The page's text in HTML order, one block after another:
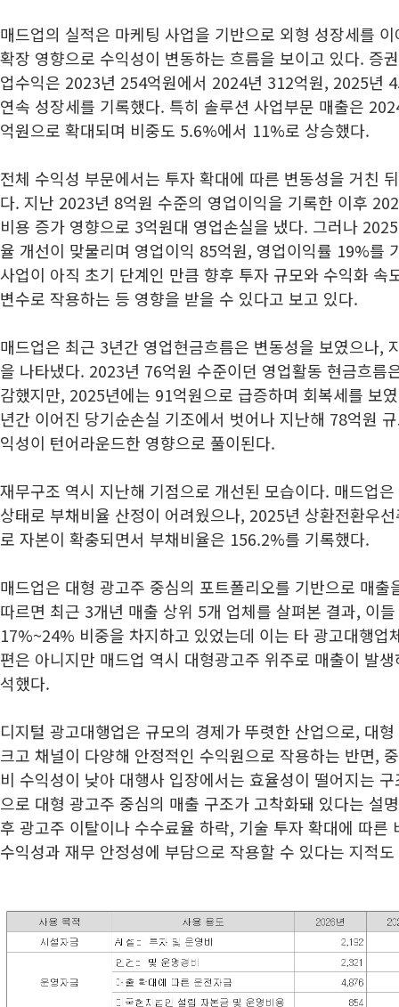
매드업의 실적은 마케팅 사업을 기반으로 외형 성장세를
확장 영향으로 수익성이 변동하는 흐름을 보이고 있다. 증
업수익은 2023년 254억원에서 2024년 312억원, 2025년
연속 성장세를 기록했다. 특히 솔루션 사업부문 매출은
억원으로 확대되며 비중도 5.6%에서 11%로 상승했다.
전체 수익성 부문에서는 투자 확대에 따른 변동성을 거친
다. 지난 2023년 8억원 수준의 영업이익을 기록한 이후
비용 증가 영향으로 3억원대 영업손실을 냈다. 그러나
율 개선이 맞물리며 영업이익 85억원, 영업이익률 19%를
사업이 아직 초기 단계인 만큼 향후 투자 규모와 수익화 속
변수로 작용하는 등 영향을 받을 수 있다고 보고 있다.
매드업은 최근 3년간 영업현금흐름은 변동성을 보였으나,
을 나타냈다. 2023년 76억원 수준이던 영업활동 현금흐름
감했지만, 2025년에는 91억원으로 급증하며 회복세를 보
년간 이어진 당기순손실 기조에서 벗어나 지난해 78억원
익성이 턴어라운드한 영향으로 풀이된다.
재무구조 역시 지난해 기점으로 개선된 모습이다. 매드업
상태로 부채비율 산정이 어려웠으나, 2025년 상환전환우
로 자본이 확충되면서 부채비율은 156.2%를 기록했다.
매드업은 대형 광고주 중심의 포트폴리오를 기반으로 매출
따르면 최근 3개년 매출 상위 5개 업체를 살펴본 결과, 이
17%~24% 비중을 차지하고 있었는데 이는 타 광고대행업
편은 아니지만 매드업 역시 대형광고주 위주로 매출이 발
석했다.
디지털 광고대행업은 규모의 경제가 뚜렷한 산업으로, 대
크고 채널이 다양해 안정적인 수익원으로 작용하는 반면,
비 수익성이 낮아 대행사 입장에서는 효율성이 떨어지는
으로 대형 광고주 중심의 매출 구조가 고착화돼 있다는 설
후 광고주 이탈이나 수수료율 하락, 기술 투자 확대에 따른
수익성과 재무 안정성에 부담으로 작용할 수 있다는 지적